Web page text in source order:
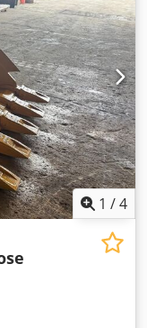
1 /4